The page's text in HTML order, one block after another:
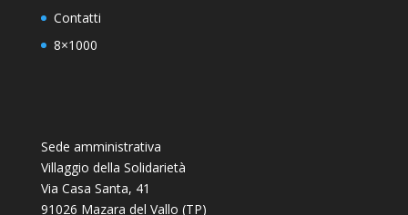
Contatti
8×1000
Sede amministrativa
Villaggio della Solidarietà
Via Casa Santa, 41
91026 Mazara del Vallo (TP)